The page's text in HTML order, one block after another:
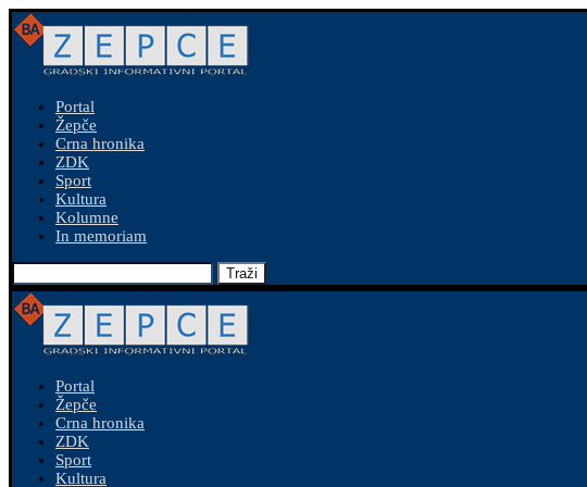
Portal
Žepče
Crna hronika
ZDK
Sport
Kultura
Kolumne
In memoriam
Traži
Portal
Žepče
Crna hronika
ZDK
Sport
Kultura